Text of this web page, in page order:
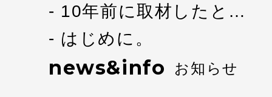
10年前に取材したと…
はじめに。
news&info お知らせ